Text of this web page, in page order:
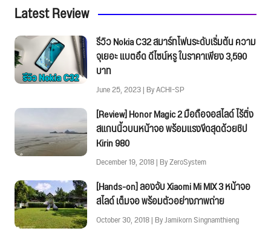
Latest Review
รีวิว Nokia C32 สมาร์ทโฟนระดับเริ่มต้น ความ
จุเยอะ แบตอึด ดีไซน์หรู ในราคาเพียง 3,590
บาท
June 25, 2023 | By ACHI-SP
[Review] Honor Magic 2 มือถือจอสไลด์ ไร้ติ่ง
สแกนนิ้วบนหน้าจอ พร้อมแรงขีดสุดด้วยชิป
Kirin 980
December 19, 2018 | By ZeroSystem
[Hands-on] ลองจับ Xiaomi Mi MIX 3 หน้าจอ
สไลด์ เต็มจอ พร้อมตัวอย่างภาพถ่าย
October 30, 2018 | By Jamikorn Singnamthieng